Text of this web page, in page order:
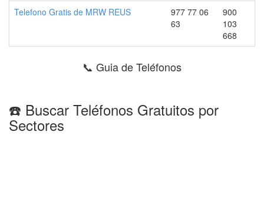
Telefono Gratis de MRW REUS
977 77 06
63
900
103
668
📞 Guia de Teléfonos
☎️ Buscar Teléfonos Gratuitos por
Sectores